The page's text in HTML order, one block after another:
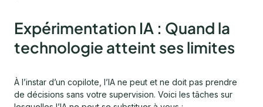
Expérimentation IA : Quand la
technologie atteint ses limites
À l’instar d’un copilote, l’IA ne peut et ne doit pas prendre
de décisions sans votre supervision. Voici les tâches sur